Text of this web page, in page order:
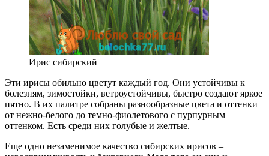
Ирис сибирский
Эти ирисы обильно цветут каждый год. Они устойчивы к
болезням, зимостойки, ветроустойчивы, быстро создают яркое
пятно. В их палитре собраны разнообразные цвета и оттенки
от нежно-белого до темно-фиолетового с пурпурным
оттенком. Есть среди них голубые и желтые.
Еще одно незаменимое качество сибирских ирисов –